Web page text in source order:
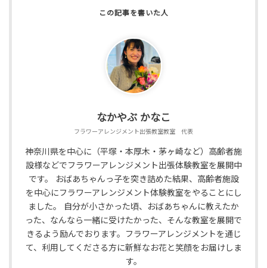
なかやぶ かなこ
フラワーアレンジメント出張教室教室 代表
神奈川県を中心に（平塚・本厚木・茅ヶ崎など）高齢者施
設様などでフラワーアレンジメント出張体験教室を展開中
です。 おばあちゃんっ子を突き詰めた結果、高齢者施設
を中心にフラワーアレンジメント体験教室をやることにし
ました。 自分が小さかった頃、おばあちゃんに教えたか
った、なんなら一緒に受けたかった、そんな教室を展開で
きるよう励んでおります。フラワーアレンジメントを通じ
て、利用してくださる方に新鮮なお花と笑顔をお届けしま
す。